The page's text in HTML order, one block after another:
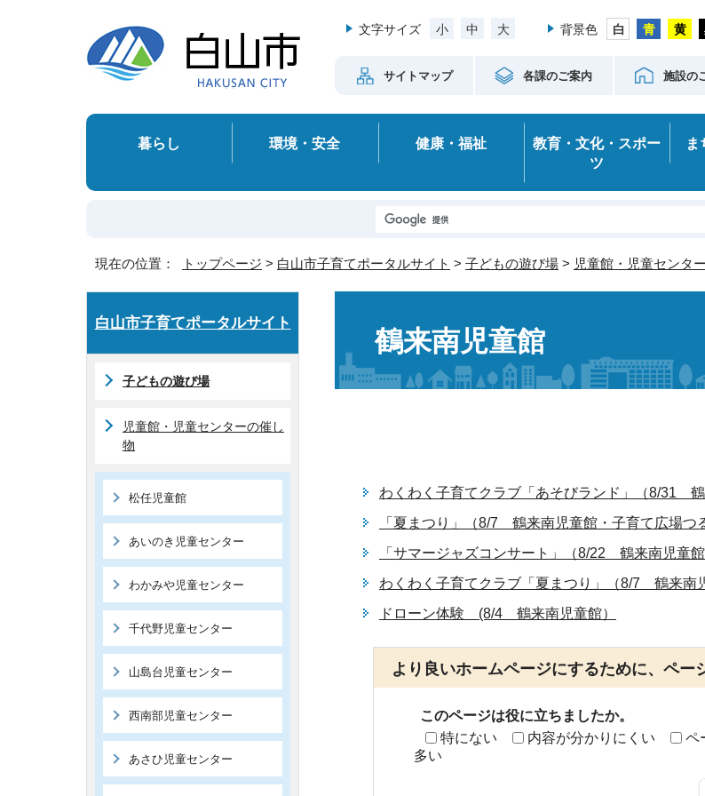
文字サイズ 小 中 大 背景色
サイトマップ 各課のご案内 施設の
暮らし 環境・安全 健康・福祉
教育・文化・スポー
ツ
ま
現在の位置： トップページ > 白山市子育てポータルサイト > 子どもの遊び場 > 児童館・児童センタ
鶴来南児童館
わくわく子育てクラブ「あそびランド」（8/31 鶴
「夏まつり」（8/7 鶴来南児童館・子育て広場つ
「サマージャズコンサート」（8/22 鶴来南児童館
わくわく子育てクラブ「夏まつり」（8/7 鶴来南
ドローン体験 (8/4 鶴来南児童館）
より良いホームページにするために、ペー
このページは役に立ちましたか。
特にない
内容が分かりにくい ペ
多い
白山市子育てポータルサイト
子どもの遊び場
児童館・児童センターの催し
物
松任児童館
あいのき児童センター
わかみや児童センター
千代野児童センター
山島台児童センター
西南部児童センター
あさひ児童センター